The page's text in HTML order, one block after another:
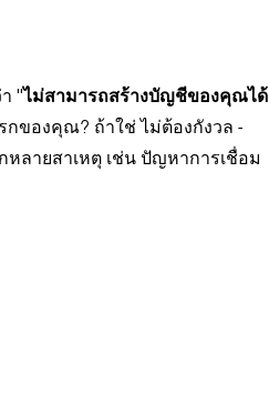
" ไม่สามารถสร้างบัญชีของคุณได้
กของคุณ? ถ้าใช่ ไม่ต้องกังวล -
ลายสาเหตุ เช่น ปัญหาการเชื่อม